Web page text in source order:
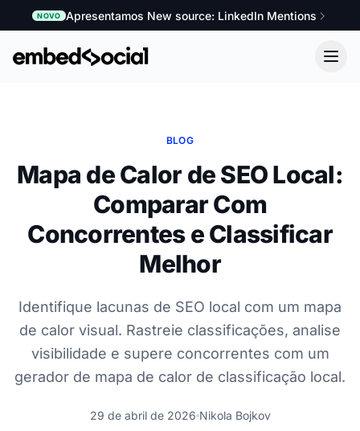
NOVO Apresentamos New source: LinkedIn Mentions
BLOG
Mapa de Calor de SEO Local:
Comparar Com
Concorrentes e Classificar
Melhor
Identifique lacunas de SEO local com um mapa
de calor visual. Rastreie classificações, analise
visibilidade e supere concorrentes com um
gerador de mapa de calor de classificação local.
29 de abril de 2026 Nikola Bojkov